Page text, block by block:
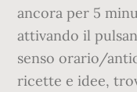
ancora per 5
attivando il
senso orario/
ricette e idee,